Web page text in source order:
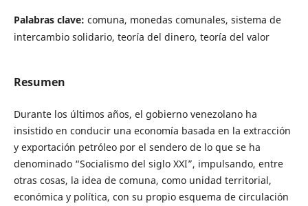
Palabras clave: comuna, monedas comunales, sistema de
intercambio solidario, teoría del dinero, teoría del valor
Resumen
Durante los últimos años, el gobierno venezolano ha
insistido en conducir una economía basada en la extracción
y exportación petróleo por el sendero de lo que se ha
denominado “Socialismo del siglo XXI”, impulsando, entre
otras cosas, la idea de comuna, como unidad territorial,
económica y política, con su propio esquema de circulación